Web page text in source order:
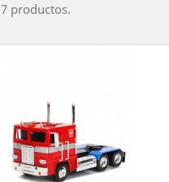
productos.